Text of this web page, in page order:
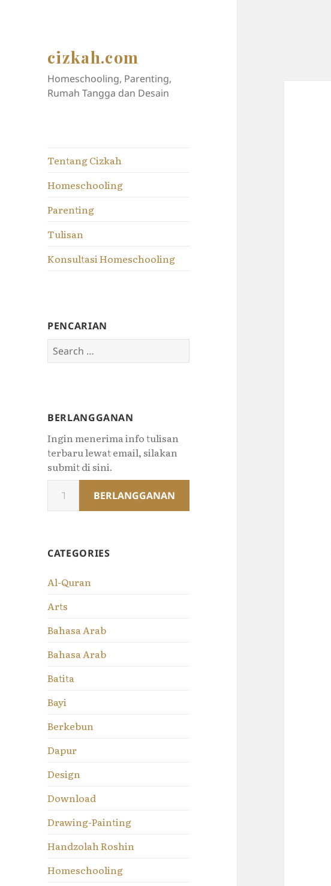
cizkah.com
Homeschooling, Parenting,
Rumah Tangga dan Desain
Tentang Cizkah
Homeschooling
Parenting
Tulisan
Konsultasi Homeschooling
PENCARIAN
Search
for:
BERLANGGANAN
Ingin menerima info tulisan
terbaru lewat email, silakan
submit di sini.
your
email…
BERLANGGANAN
CATEGORIES
Al-Quran
Arts
Bahasa Arab
Bahasa Arab
Batita
Bayi
Berkebun
Dapur
Design
Download
Drawing-Painting
Handzolah Roshin
Homeschooling